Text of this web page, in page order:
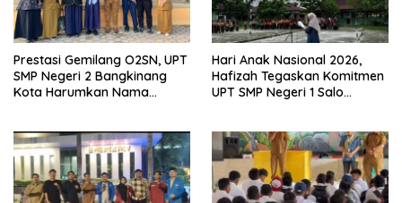
Prestasi Gemilang O2SN, UPT
SMP Negeri 2 Bangkinang
Kota Harumkan Nama
Hari Anak Nasional 2026,
Hafizah Tegaskan Komitmen
UPT SMP Negeri 1 Salo